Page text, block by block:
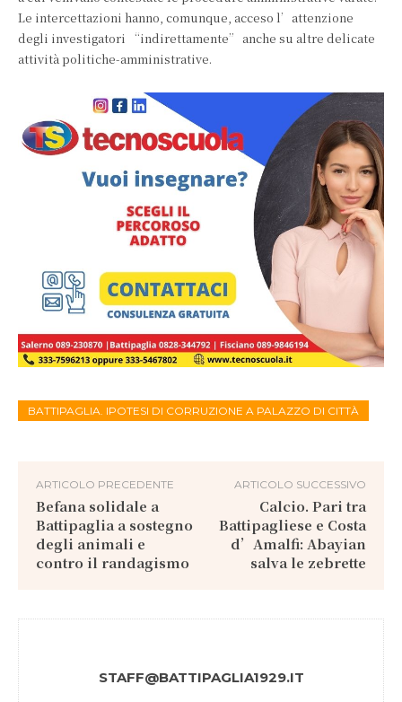
Le intercettazioni hanno, comunque, acceso l’attenzione
degli investigatori “indirettamente” anche su altre delicate
attività politiche-amministrative.
BATTIPAGLIA. IPOTESI DI CORRUZIONE A PALAZZO DI CITTÀ
ARTICOLO PRECEDENTE
Befana solidale a
Battipaglia a sostegno
degli animali e
contro il randagismo
ARTICOLO SUCCESSIVO
Calcio. Pari tra
Battipagliese e Costa
d’Amalfi: Abayian
salva le zebrette
STAFF@BATTIPAGLIA1929.IT